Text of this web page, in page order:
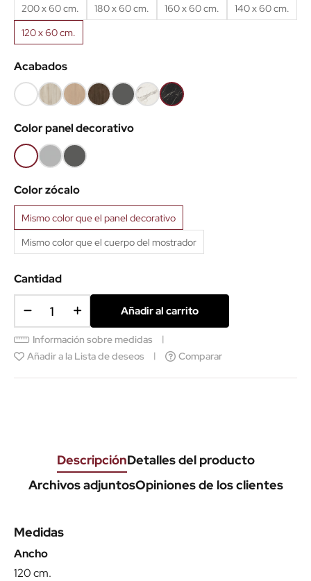
200 x 60 cm. 180 x 60 cm. 160 x 60 cm.
140 x 60 cm.
120 x 60 cm.
Acabados
Blanco
68
Haya
52
Roble
60
Castaño
53
Gris
grafito
62
Mármol
blanco
Mármol
negro
Color panel decorativo
BlancoGris
aluminio
1
Gris
Grafito
3
Color zócalo
Mismo color que el panel decorativo
Mismo color que el cuerpo del mostrador
Cantidad
Añadir al carrito
Información sobre medidas
Añadir a la Lista de deseos
Comparar
DescripciónDetalles del producto
Archivos adjuntosOpiniones de los clientes
Medidas
Ancho
120 cm.